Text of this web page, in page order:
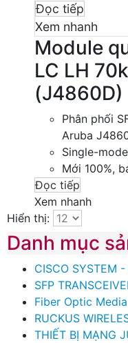
Đọc tiếp
Xem nhanh
Module
LC LH
(J4860D)
Phân phối
Aruba
Single-
Mới 100%,
Đọc tiếp
Xem nhanh
Hiển thị:
Danh mục
CISCO SYSTEM
SFP
Fiber Optic
RUCKUS
THIẾT BỊ MẠNG